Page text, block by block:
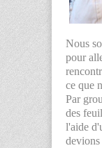
Nous
pour
ce que
Par
des
l'aide